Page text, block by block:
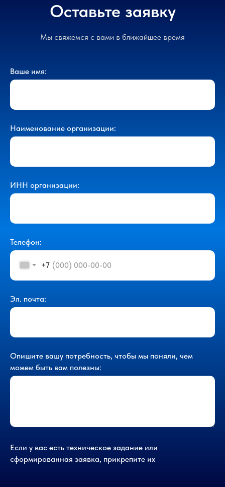
Оставьте заявку
Мы свяжемся с вами в ближайшее время
Ваше имя:
Наименование организации:
ИНН организации:
Телефон:
+7
Эл. почта:
Опишите вашу потребность, чтобы мы поняли, чем
можем быть вам полезны:
Если у вас есть техническое задание или
сформированная заявка, прикрепите их